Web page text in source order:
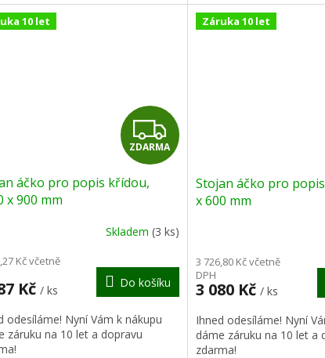
10 let
Z
D
R
M
A
ZDARMA
áčko pro popis křídou,
x 900 mm
Skladem (3 ks)
Kč včetně
Kč / ks
Do košíku
odesíláme! Nyní Vám k nákupu
záruku na 10 let a dopravu
Záruka 10 let
Stojan áčko pro
x 600 mm
3 726,80 Kč včetně
DPH
3 080 Kč / ks
Ihned odesíláme! Nyní
dáme záruku na 10 let a
zdarma!